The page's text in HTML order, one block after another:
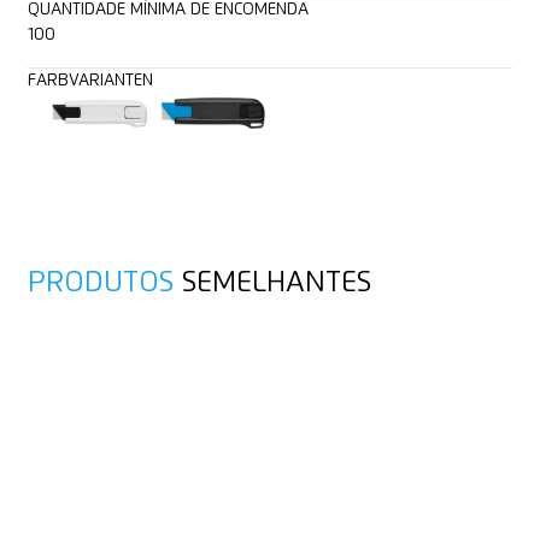
QUANTIDADE MÍNIMA DE ENCOMENDA
100
FARBVARIANTEN
PRODUTOS SEMELHANTES